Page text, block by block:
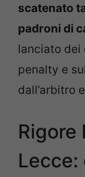
scatenato
padroni di
lanciato dei
penalty e
dall’arbitro
Rigore
Lecce: